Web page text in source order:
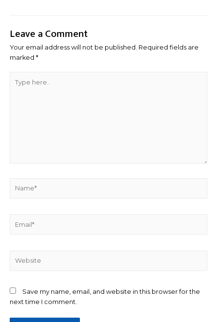
Leave a Comment
Your email address will not be published. Required fields are
marked *
here..
Save my name, email, and website in this browser for the
next time I comment.